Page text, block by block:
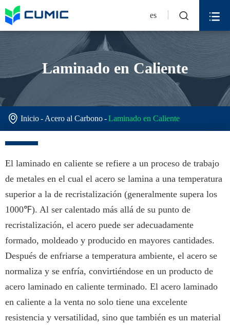
es  
Laminado en Caliente
 Inicio Acero al Carbono Laminado en Caliente
El laminado en caliente se refiere a un proceso de trabajo
de metales en el cual el acero se lamina a una temperatura
superior a la de recristalización (generalmente supera los
1000℉). Al ser calentado más allá de su punto de
recristalización, el acero puede ser adecuadamente
formado, moldeado y producido en mayores cantidades.
Después de enfriarse a temperatura ambiente, el acero se
normaliza y se enfría, convirtiéndose en un producto de
acero laminado en caliente terminado. El acero laminado
en caliente a la venta no solo tiene una excelente
resistencia y versatilidad, sino que también es un material